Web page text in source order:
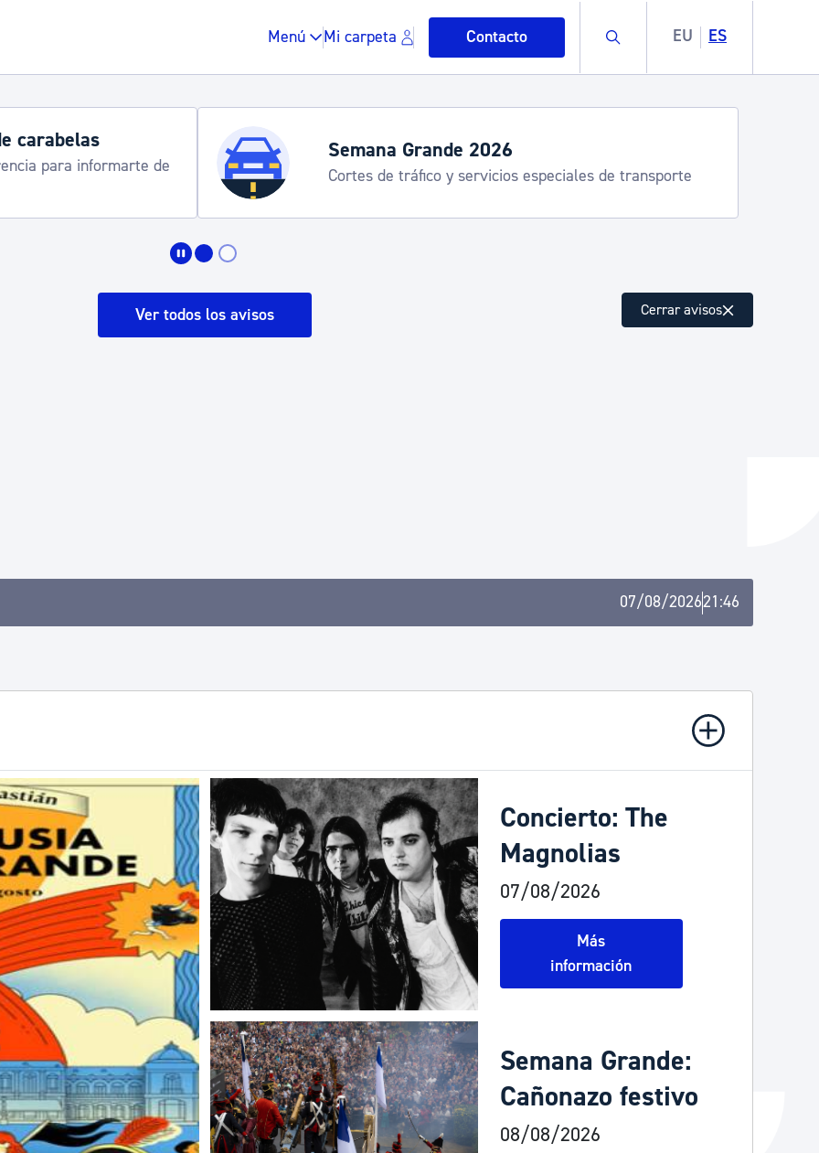
Menú Mi carpeta Contacto Buscar EU ES
Espacio público, residuos y medioambiente
Cultura
Turismo
Administración municipal
Tablón de anuncios oficiales
Calendario fiscal
Portal de transparencia
Catálogo de trámites
Ayuda a la tramitación
Horarios y servicios de verano
Udalinfo, Donostia Kirola, Donostia Kultura, San Telmo,
Urgull, Hondalea, Turismo
Ver todos los avisos Cerrar avisos
07/08/202621:46
Concierto: The
Magnolias
07/08/2026
Más
información
Semana Grande:
Cañonazo festivo
08/08/2026